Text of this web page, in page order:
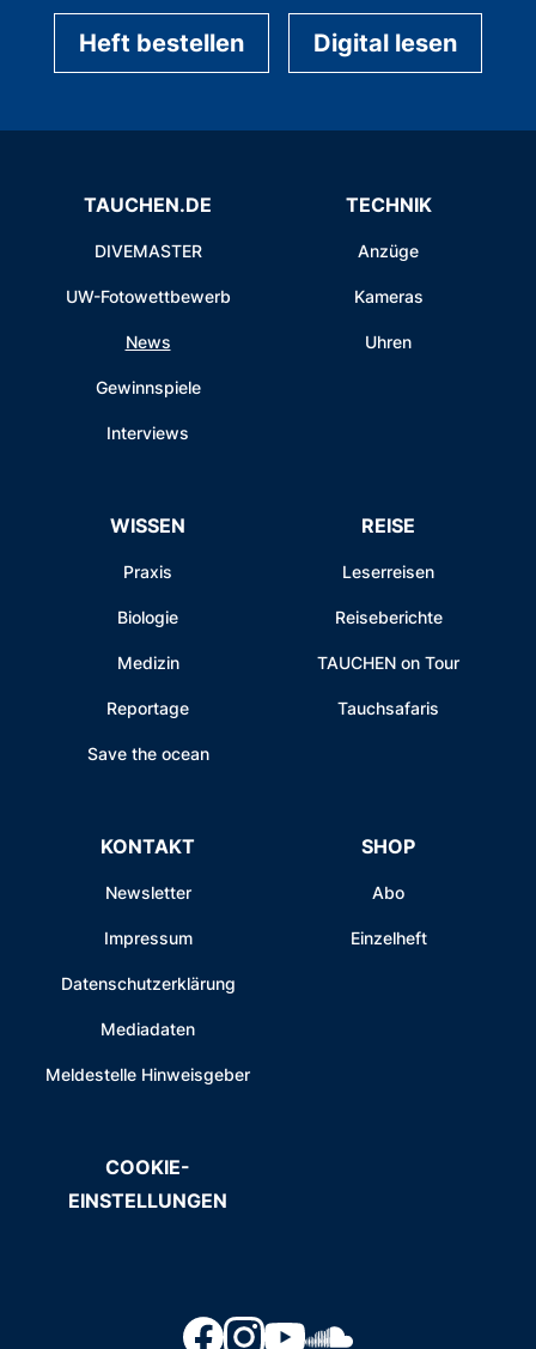
Heft bestellen Digital lesen
TAUCHEN.DE
DIVEMASTER
UW-Fotowettbewerb
News
Gewinnspiele
Interviews
TECHNIK
Anzüge
Kameras
Uhren
WISSEN
Praxis
Biologie
Medizin
Reportage
Save the ocean
REISE
Leserreisen
Reiseberichte
TAUCHEN on Tour
Tauchsafaris
KONTAKT
Newsletter
Impressum
Datenschutzerklärung
Mediadaten
Meldestelle Hinweisgeber
SHOP
Abo
Einzelheft
COOKIE-
EINSTELLUNGEN